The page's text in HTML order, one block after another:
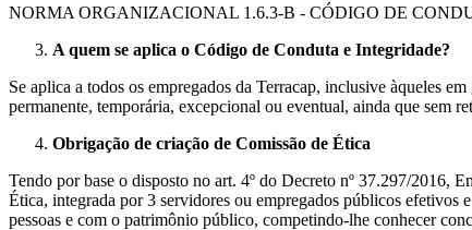
NORMA ORGANIZACIONAL 1.6.3-B - CÓDIGO DE
A quem se aplica o Código de Conduta e Integridade?
Se aplica a todos os empregados da Terracap, inclusive àqueles
permanente, temporária, excepcional ou eventual, ainda que sem
Obrigação de criação de Comissão de Ética
Tendo por base o disposto no art. 4º do Decreto nº 37.297/2016,
Ética, integrada por 3 servidores ou empregados públicos efetivos
pessoas e com o patrimônio público, competindo-lhe conhecer